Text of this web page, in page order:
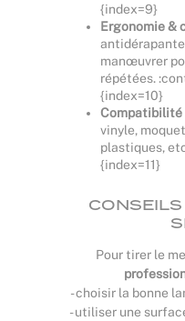
{index=9}
Ergonomie &
manœuvrer
répétées.
{index=10}
Compatibilité
vinyle,
plastiques,
{index=11}
CONSEILS
Pour tirer le
- choisir la bonne
- utiliser une